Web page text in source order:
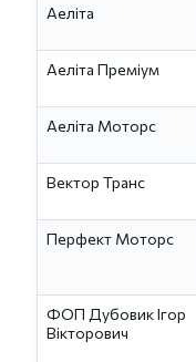
Аеліта
Аеліта Преміум
Аеліта Моторс
Вектор Транс
Перфект Моторс
ФОП Дубовик Ігор
Вікторович